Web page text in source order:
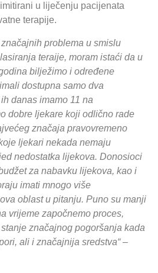
u liječenju pacijenata
terapije.
problema u smislu
teraije, moram istaći da u
bilježimo i određene
dostupna samo dva
danas imamo 11 na
dobre ljekare koji odlično rade
značaja pravovremeno
ljekari nekada nemaju
nedostatka lijekova. Donosioci
za nabavku lijekova, kao i
imati mnogo više
oblast u pitanju. Puno su manji
vrijeme započnemo proces,
značajnog pogoršanja kada
ali i značajnija sredstva“–